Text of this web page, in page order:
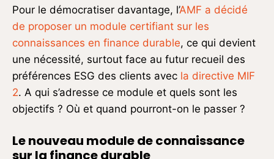
Pour le démocratiser davantage, l’AMF a décidé
de proposer un module certifiant sur les
connaissances en finance durable, ce qui devient
une nécessité, surtout face au futur recueil des
préférences ESG des clients avec la directive MIF
2. A qui s’adresse ce module et quels sont les
objectifs ? Où et quand pourront-on le passer ?
Le nouveau module de connaissance
sur la finance durable